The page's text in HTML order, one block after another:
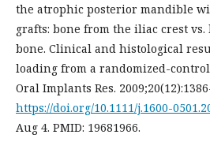
the atrophic posterior mandible
grafts: bone from the iliac crest
bone. Clinical and histological
loading from a randomized-
Oral Implants Res.
https://doi.org/10.1111/j.1600-
Aug 4. PMID: 19681966.